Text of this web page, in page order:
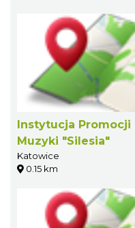
Instytucja Promocji
Muzyki "Silesia"
Katowice
0.15 km